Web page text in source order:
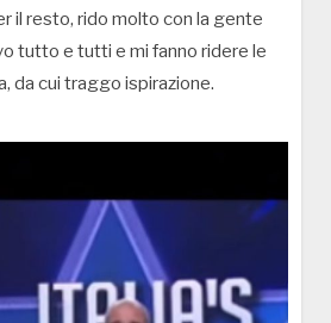
il resto, rido molto con la gente
tutto e tutti e mi fanno ridere le
da cui traggo ispirazione.